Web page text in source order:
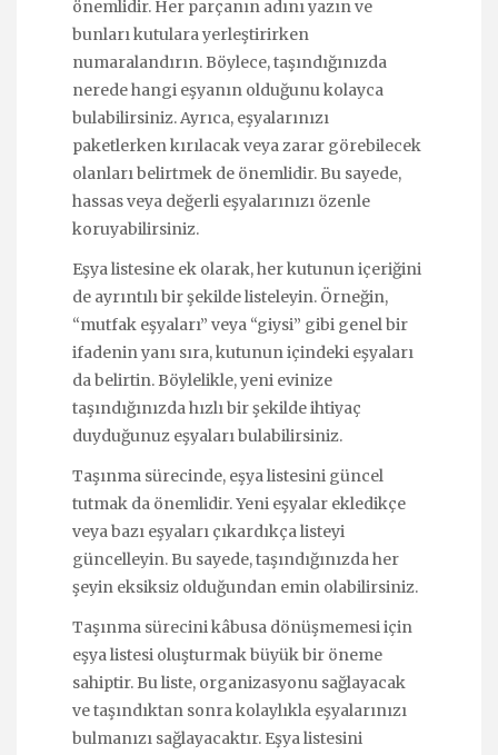
önemlidir. Her parçanın adını yazın ve
bunları kutulara yerleştirirken
numaralandırın. Böylece, taşındığınızda
nerede hangi eşyanın olduğunu kolayca
bulabilirsiniz. Ayrıca, eşyalarınızı
paketlerken kırılacak veya zarar görebilecek
olanları belirtmek de önemlidir. Bu sayede,
hassas veya değerli eşyalarınızı özenle
koruyabilirsiniz.
Eşya listesine ek olarak, her kutunun içeriğini
de ayrıntılı bir şekilde listeleyin. Örneğin,
“mutfak eşyaları” veya “giysi” gibi genel bir
ifadenin yanı sıra, kutunun içindeki eşyaları
da belirtin. Böylelikle, yeni evinize
taşındığınızda hızlı bir şekilde ihtiyaç
duyduğunuz eşyaları bulabilirsiniz.
Taşınma sürecinde, eşya listesini güncel
tutmak da önemlidir. Yeni eşyalar ekledikçe
veya bazı eşyaları çıkardıkça listeyi
güncelleyin. Bu sayede, taşındığınızda her
şeyin eksiksiz olduğundan emin olabilirsiniz.
Taşınma sürecini kâbusa dönüşmemesi için
eşya listesi oluşturmak büyük bir öneme
sahiptir. Bu liste, organizasyonu sağlayacak
ve taşındıktan sonra kolaylıkla eşyalarınızı
bulmanızı sağlayacaktır. Eşya listesini